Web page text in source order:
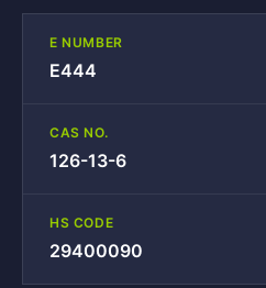
E NUMBER
E444
CAS NO.
126-13-6
HS CODE
29400090